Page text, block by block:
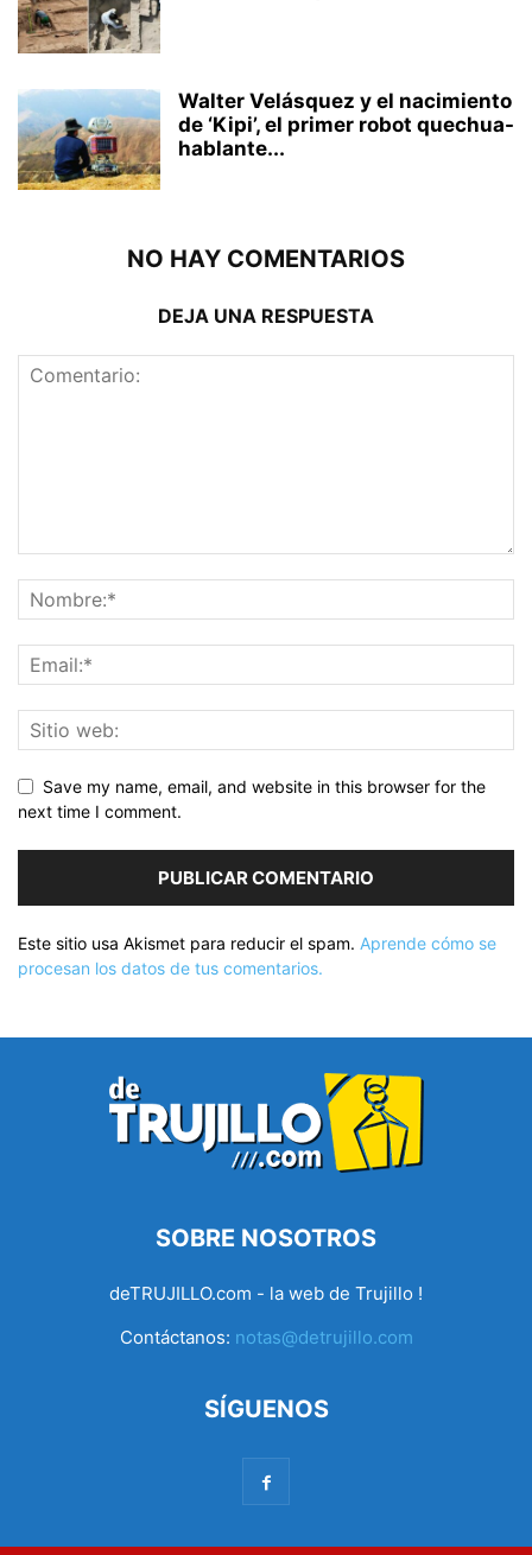
Walter Velásquez y el nacimiento
de ‘Kipi’, el primer robot quechua-
hablante...
NO HAY COMENTARIOS
DEJA UNA RESPUESTA
Save my name, email, and website in this browser for the
next time I comment.
Este sitio usa Akismet para reducir el spam. Aprende cómo se
procesan los datos de tus comentarios.
SOBRE NOSOTROS
deTRUJILLO.com - la web de Trujillo !
Contáctanos: notas@detrujillo.com
SÍGUENOS